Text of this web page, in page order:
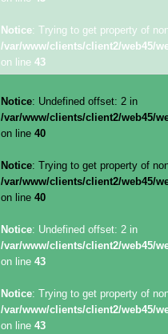
Notice: Trying to get property of
/var/www/clients/client2/web45/
on line 43
Notice: Undefined offset: 2 in
/var/www/clients/client2/web45/
on line 40
Notice: Trying to get property of
/var/www/clients/client2/web45/
on line 40
Notice: Undefined offset: 2 in
/var/www/clients/client2/web45/
on line 43
Notice: Trying to get property of
/var/www/clients/client2/web45/
on line 43